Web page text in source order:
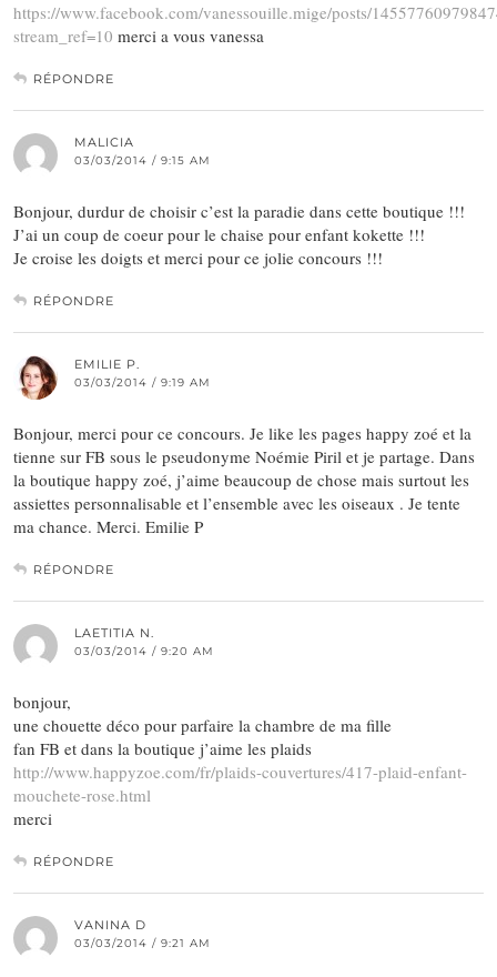
https://www.facebook.com/vanessouille.mige/posts/
stream_ref=10 merci a vous vanessa
RÉPONDRE
MALICIA
03/03/2014 / 9:15 AM
Bonjour, durdur de choisir c’est la paradie dans cette boutique !!!
J’ai un coup de coeur pour le chaise pour enfant kokette !!!
Je croise les doigts et merci pour ce jolie concours !!!
RÉPONDRE
EMILIE P.
03/03/2014 / 9:19 AM
Bonjour, merci pour ce concours. Je like les pages happy zoé et la
tienne sur FB sous le pseudonyme Noémie Piril et je partage. Dans
la boutique happy zoé, j’aime beaucoup de chose mais surtout les
assiettes personnalisable et l’ensemble avec les oiseaux . Je tente
ma chance. Merci. Emilie P
RÉPONDRE
LAETITIA N.
03/03/2014 / 9:20 AM
bonjour,
une chouette déco pour parfaire la chambre de ma fille
fan FB et dans la boutique j’aime les plaids
http://www.happyzoe.com/fr/plaids-couvertures/417-plaid-enfant-
mouchete-rose.html
merci
RÉPONDRE
VANINA D
03/03/2014 / 9:21 AM